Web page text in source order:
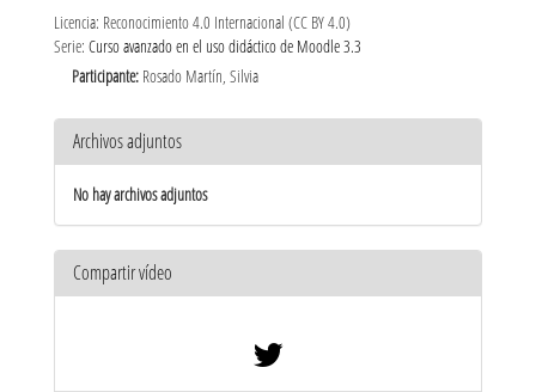
Licencia: Reconocimiento 4.0 Internacional (CC BY 4.0)
Serie: Curso avanzado en el uso didáctico de Moodle 3.3
Participante: Rosado Martín, Silvia
Archivos adjuntos
No hay archivos adjuntos
Compartir vídeo